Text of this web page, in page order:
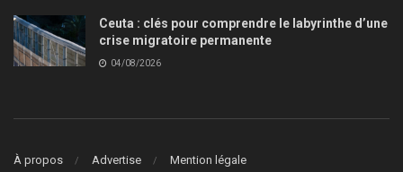
Ceuta : clés pour comprendre le labyrinthe d’une
crise migratoire permanente
04/08/2026
À propos Advertise Mention légale